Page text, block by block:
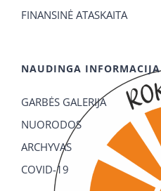
FINANSINĖ ATASKAITA
NAUDINGA INFORMACIJA
GARBĖS GALERIJA
NUORODOS
ARCHYVAS
COVID-19